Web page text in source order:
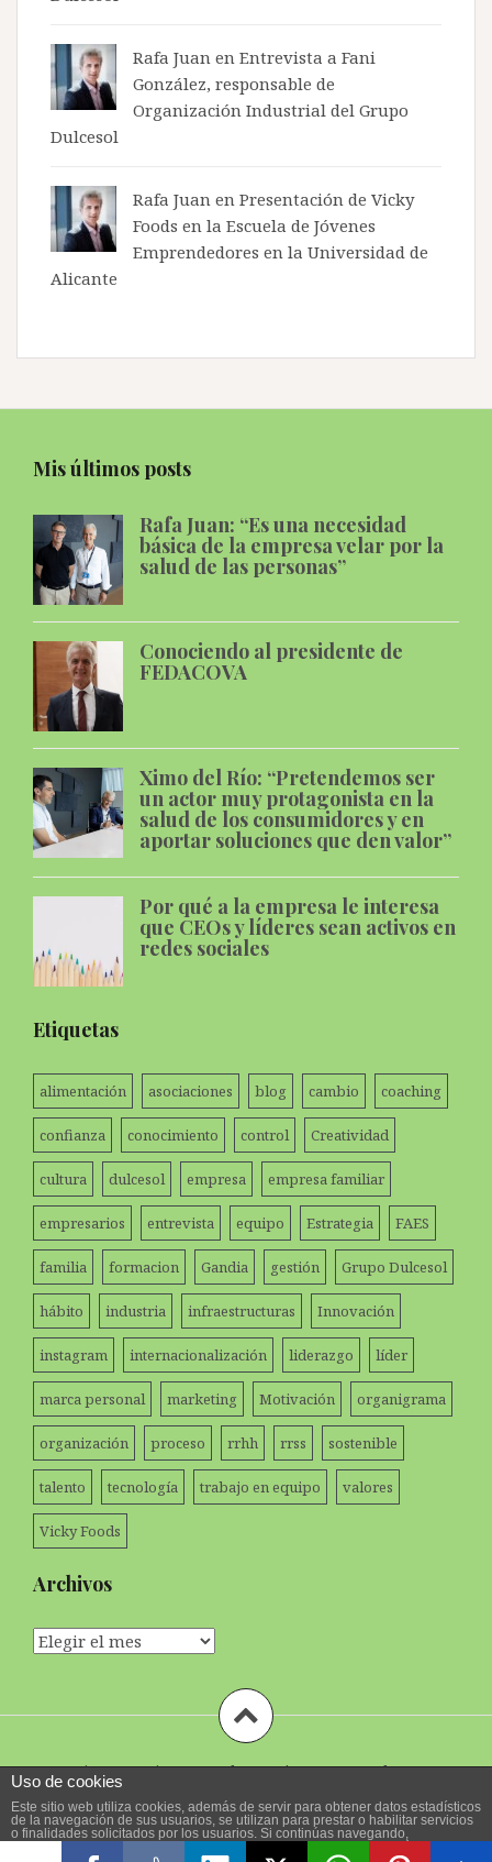
Rafa Juan en Entrevista a Fani
González, responsable de
Organización Industrial del Grupo
Dulcesol
Rafa Juan en Presentación de Vicky
Foods en la Escuela de Jóvenes
Emprendedores en la Universidad de
Alicante
Mis últimos posts
Rafa Juan: “Es una necesidad
básica de la empresa velar por la
salud de las personas”
Conociendo al presidente de
FEDACOVA
Ximo del Río: “Pretendemos ser
un actor muy protagonista en la
salud de los consumidores y en
aportar soluciones que den valor”
Por qué a la empresa le interesa
que CEOs y líderes sean activos en
redes sociales
Etiquetas
alimentación asociaciones blog cambio coaching
confianza conocimiento control Creatividad
cultura dulcesol empresa empresa familiar
empresarios entrevista equipo Estrategia FAES
familia formacion Gandia gestión Grupo Dulcesol
hábito industria infraestructuras Innovación
instagram internacionalización liderazgo líder
marca personal marketing Motivación organigrama
organización proceso rrhh rrss sostenible
talento tecnología trabajo en equipo valores
Vicky Foods
Archivos
Archivos
Funciona gracias a WordPress|Tema:Amadeuspor
Themeisle.
Uso de cookies
Este sitio web utiliza cookies, además de servir para obtener datos estadísticos
de la navegación de sus usuarios, se utilizan para prestar o habilitar servicios
o finalidades solicitados por los usuarios. Si continúas navegando,